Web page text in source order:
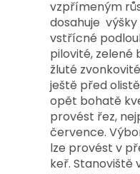
vzpřímeným
dosahuje výšky
vstřícné
pilovité, zelené
žluté
ještě před
opět bohatě
provést řez,
července.
lze provést v
keř. Stanoviště